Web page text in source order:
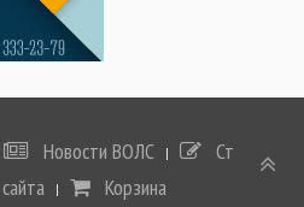
Новости ВОЛС
Статьи
Корзина